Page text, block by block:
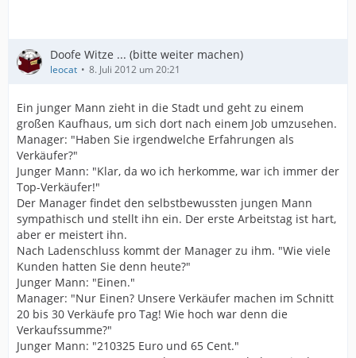
Doofe Witze ... (bitte weiter machen)
leocat 8. Juli 2012 um 20:21
Ein junger Mann zieht in die Stadt und geht zu einem
großen Kaufhaus, um sich dort nach einem Job umzusehen.
Manager: "Haben Sie irgendwelche Erfahrungen als
Verkäufer?"
Junger Mann: "Klar, da wo ich herkomme, war ich immer der
Top-Verkäufer!"
Der Manager findet den selbstbewussten jungen Mann
sympathisch und stellt ihn ein. Der erste Arbeitstag ist hart,
aber er meistert ihn.
Nach Ladenschluss kommt der Manager zu ihm. "Wie viele
Kunden hatten Sie denn heute?"
Junger Mann: "Einen."
Manager: "Nur Einen? Unsere Verkäufer machen im Schnitt
20 bis 30 Verkäufe pro Tag! Wie hoch war denn die
Verkaufssumme?"
Junger Mann: "210325 Euro und 65 Cent."